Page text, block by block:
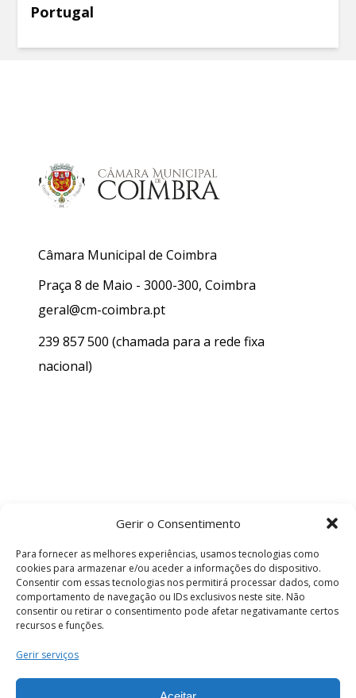
Gerir o Consentimento
Para fornecer as melhores experiências, usamos tecnologias como
cookies para armazenar e/ou aceder a informações do dispositivo.
Consentir com essas tecnologias nos permitirá processar dados, como
comportamento de navegação ou IDs exclusivos neste site. Não
consentir ou retirar o consentimento pode afetar negativamante certos
recursos e funções.
Gerir serviços
Portugal
Câmara Municipal de Coimbra
Praça 8 de Maio - 3000-300, Coimbra
geral@cm-coimbra.pt
239 857 500 (chamada para a rede fixa
nacional)
Termos e Condições